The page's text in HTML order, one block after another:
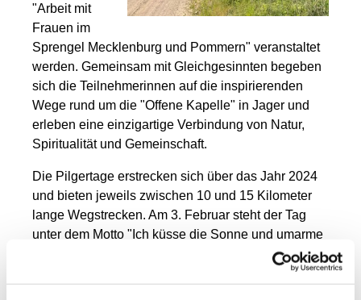
"Arbeit mit
Frauen im
Sprengel Mecklenburg und Pommern" veranstaltet
werden. Gemeinsam mit Gleichgesinnten begeben
sich die Teilnehmerinnen auf die inspirierenden
Wege rund um die "Offene Kapelle" in Jager und
erleben eine einzigartige Verbindung von Natur,
Spiritualität und Gemeinschaft.
Die Pilgertage erstrecken sich über das Jahr 2024
und bieten jeweils zwischen 10 und 15 Kilometer
lange Wegstrecken. Am 3. Februar steht der Tag
unter dem Motto "Ich küsse die Sonne und umarme
den Mond", welcher im Zeichen des Rhythmus
steht. Am 4. Mai lautet das Motto "Ihr seid das Salz